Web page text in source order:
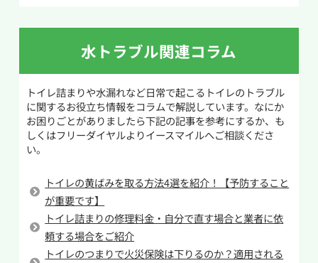
ーします。その上からトイレットペーパーをかぶ
せ、さらにクエン酸水をかけてパックのように
浸透させます。30分ほど放置したあと水を流し、
トイレブラシでこすって汚れを落とします。頑固
な尿石の場合は、同じ手順を数回繰り返すと効
果的です。
尿石は放置すると落としにくくなるだけでな
めに掃除を行い、尿石を溜めないことが清潔な
トイレを保つポイントです。
水量として設計されたものなので、この量を減ら
してしまうと当然トイレは詰まりやすい状態とな
また、トイレのタンクにはボールタップやフロ
ートバルブをはじめとした細かな部品が多く入
っています。タンク内に異物を入れた場合、何ら
かの衝撃で異物が部品に干渉してタンク内部品の
うにしてください。これらの方法で得られる節水
効果は微々たるもので、仮に部品の破損やトイレ
つまりが発生した際の修理費用を考えるとマイナ
スになるケースが多いです。
水トラブル関連コラム
トイレ詰まりや水漏れなど日常で起こるトイレのトラブル
に関するお役立ち情報をコラムで解説しています。なにか
お困りごとがありましたら下記の記事を参考にするか、も
しくはフリーダイヤルよりイースマイルへご相談くださ
い。
トイレの黄ばみを取る方法4選を紹介！【予防すること
が重要です】
トイレ詰まりの修理料金・自分で直す場合と業者に依
頼する場合をご紹介
トイレのつまりで火災保険は下りるのか？適用される